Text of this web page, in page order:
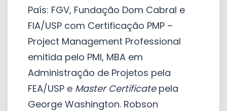
País: FGV, Fundação Dom Cabral e
FIA/USP com Certificação PMP –
Project Management Professional
emitida pelo PMI, MBA em
Administração de Projetos pela
FEA/USP e Master Certificatepela
George Washington. Robson